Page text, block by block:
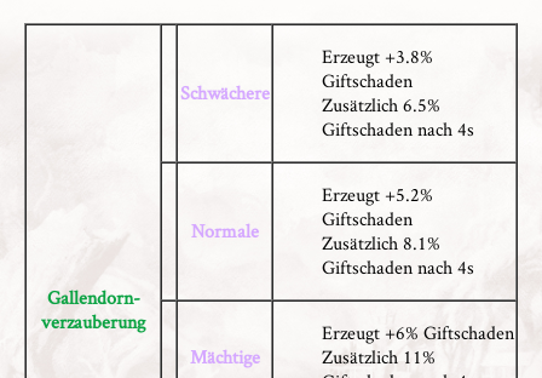
Gallendorn-
verzauberung
Schwächere
Erzeugt +3.8%
Giftschaden
Zusätzlich 6.5%
Giftschaden nach 4s
Normale
Erzeugt +5.2%
Giftschaden
Zusätzlich 8.1%
Giftschaden nach 4s
Mächtige
Erzeugt +6% Giftschaden
Zusätzlich 11%